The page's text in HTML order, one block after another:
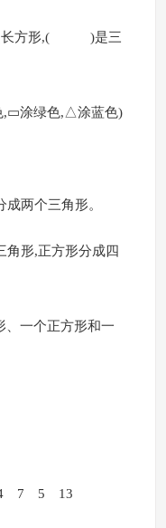
方形,( )是三
,▭涂绿色,△涂蓝色)
两个三角形。
角形,正方形分成四
、一个正方形和一
7 5 13